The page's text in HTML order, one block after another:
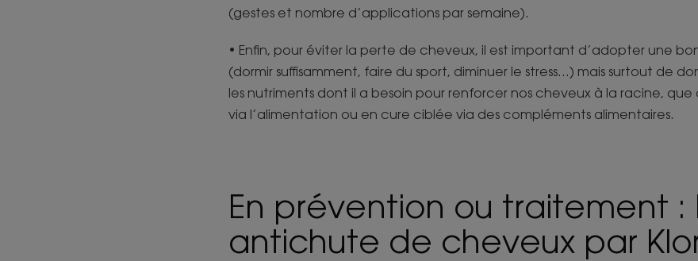
(gestes et nombre d’applications par semaine).
• Enfin, pour éviter la perte de cheveux, il est important d’adopter une
(dormir suffisamment, faire du sport, diminuer le stress…) mais surtout de
les nutriments dont il a besoin pour renforcer nos cheveux à la racine,
via l’alimentation ou en cure ciblée via des compléments alimentaires.
En prévention ou traitement :
antichute de cheveux par